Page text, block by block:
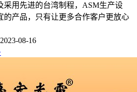
采用先进的台湾制程，ASM生产设
的产品，只有让更多合作客户更放心
08-16